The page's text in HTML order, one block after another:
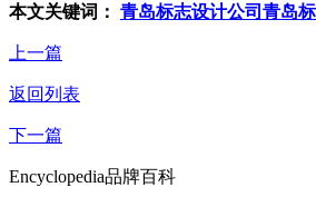
本文关键词： 青岛标志设计公司 青岛
上一篇
返回列表
下一篇
Encyclopedia品牌百科